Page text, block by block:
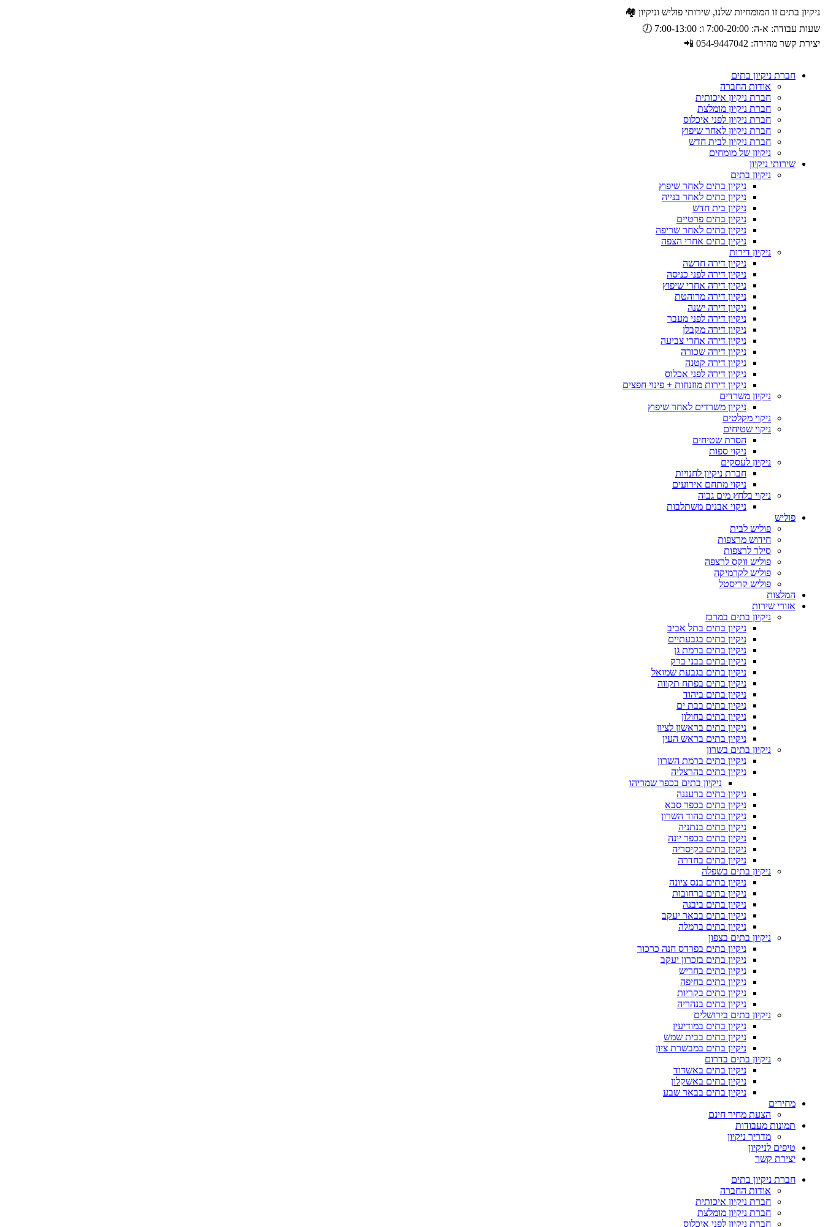
ניקיון בתים זו המומחיות שלנו, שירותי פוליש וניקיון 🏘️
שעות עבודה: א-ה: 7:00-20:00 ו: 7:00-13:00 🕖
יצירת קשר מהירה: 054-9447042 📲
חברת ניקיון בתים
אודות החברה
חברת ניקיון איכותית
חברת ניקיון מומלצת
חברת ניקיון לפני איכלוס
חברת ניקיון לאחר שיפוץ
חברת ניקיון לבית חדש
ניקיון של מומחים
שירותי ניקיון
ניקיון בתים
ניקיון בתים לאחר שיפוץ
ניקיון בתים לאחר בנייה
ניקיון בית חדש
ניקיון בתים פרטיים
ניקיון בתים לאחר שריפה
ניקיון בתים אחרי הצפה
ניקיון דירות
ניקיון דירה חדשה
ניקיון דירה לפני כניסה
ניקיון דירה אחרי שיפוץ
ניקיון דירה מרוהטת
ניקיון דירה ישנה
ניקיון דירה לפני מעבר
ניקיון דירה מקבלן
ניקיון דירה אחרי צביעה
ניקיון דירה שכורה
ניקיון דירה קטנה
ניקיון דירה לפני אכלוס
ניקיון דירות מוזנחות + פינוי חפצים
ניקיון משרדים
ניקיון משרדים לאחר שיפוץ
ניקוי מקלטים
ניקוי שטיחים
הסרת שטיחים
ניקוי ספות
ניקיון לעסקים
חברת ניקיון לחנויות
ניקוי מתחם אירועים
ניקוי בלחץ מים גבוה
ניקוי אבנים משתלבות
פוליש
פוליש לבית
חידוש מרצפות
סילר לרצפות
פוליש ווקס לרצפה
פוליש לקרמיקה
פוליש קריסטל
המלצות
אזורי שירות
ניקיון בתים במרכז
ניקיון בתים בתל אביב
ניקיון בתים בגבעתיים
ניקיון בתים ברמת גן
ניקיון בתים בבני ברק
ניקיון בתים בגבעת שמואל
ניקיון בתים בפתח תקווה
ניקיון בתים ביהוד
ניקיון בתים בבת ים
ניקיון בתים בחולון
ניקיון בתים בראשון לציון
ניקיון בתים בראש העין
ניקיון בתים בשרון
ניקיון בתים ברמת השרון
ניקיון בתים בהרצליה
ניקיון בתים בכפר שמריהו
ניקיון בתים ברעננה
ניקיון בתים בכפר סבא
ניקיון בתים בהוד השרון
ניקיון בתים בנתניה
ניקיון בתים בכפר יונה
ניקיון בתים בקיסריה
ניקיון בתים בחדרה
ניקיון בתים בשפלה
ניקיון בתים בנס ציונה
ניקיון בתים ברחובות
ניקיון בתים ביבנה
ניקיון בתים בבאר יעקב
ניקיון בתים ברמלה
ניקיון בתים בצפון
ניקיון בתים בפרדס חנה כרכור
ניקיון בתים בזכרון יעקב
ניקיון בתים בחריש
ניקיון בתים בחיפה
ניקיון בתים בקריות
ניקיון בתים בנהריה
ניקיון בתים בירושלים
ניקיון בתים במודיעין
ניקיון בתים בבית שמש
ניקיון בתים במבשרת ציון
ניקיון בתים בדרום
ניקיון בתים באשדוד
ניקיון בתים באשקלון
ניקיון בתים בבאר שבע
מחירים
הצעת מחיר חינם
תמונות מעבודות
מדריך ניקיון
טיפים לניקיון
יצירת קשר
חברת ניקיון בתים
אודות החברה
חברת ניקיון איכותית
חברת ניקיון מומלצת
חברת ניקיון לפני איכלוס